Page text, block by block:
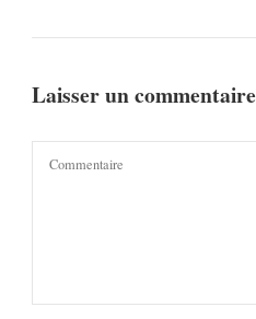
Laisser un commentaire